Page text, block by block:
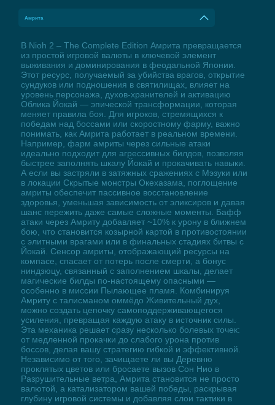
Амрита
В Nioh 2 – The Complete Edition Амрита превращается
из простой игровой валюты в ключевой элемент
выживания и доминирования в феодальной Японии.
Этот ресурс, получаемый за убийства врагов, открытие
сундуков или подношения в святилищах, влияет на
уровень персонажа, духов-хранителей и активацию
Облика Йокай — эпической трансформации, которая
меняет правила боя. Для игроков, стремящихся к
победам над боссами или скоростному фарму, важно
понимать, как Амрита работает в реальном времени.
Например, фарм амриты через сильные атаки
идеально подходит для агрессивных билдов, позволяя
быстрее заполнять шкалу Йокай и прокачивать навыки.
А если вы застряли в затяжных сражениях с Мэзуки или
в локации Скрытые монстры Окехазама, поглощение
амриты обеспечит пассивное восстановление
здоровья, уменьшая зависимость от эликсиров и давая
шанс пережить даже самые сложные моменты. Бафф
атаки через Амриту добавляет ~10% к урону в ближнем
бою, что становится козырной картой в противостоянии
с элитными врагами или в финальных стадиях битвы с
Йокай. Сенсор амриты, отображающий ресурсы на
компасе, спасает от потерь после смерти, а бонус
ниндзюцу, связанный с заполнением шкалы, делает
магические билды по-настоящему опасными —
особенно в миссии Пылающее пламя. Комбинируя
Амриту с талисманом оммёдо Живительный дух,
можно создать цепочку самоподдерживающегося
усиления, превращая каждую атаку в источник силы.
Эта механика решает сразу несколько болевых точек:
от медленной прокачки до слабого урона против
боссов, делая вашу стратегию гибкой и эффективной.
Независимо от того, зачищаете ли вы Деревню
проклятых цветов или бросаете вызов Сон Нио в
Разрушительные ветра, Амрита становится не просто
валютой, а катализатором вашей победы, раскрывая
глубину игровой системы и добавляя слои тактики в